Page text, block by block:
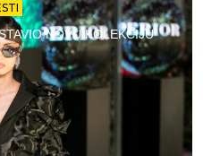
NOVU KOLEKCIJU